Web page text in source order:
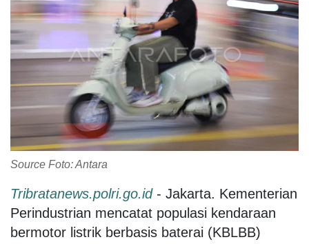
Source Foto: Antara
Tribratanews.polri.go.id- Jakarta. Kementerian
Perindustrian mencatat populasi kendaraan
bermotor listrik berbasis baterai (KBLBB)